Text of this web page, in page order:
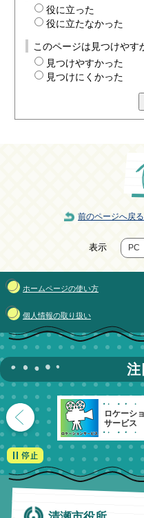
役に立った
役に立たなかった
このページは見つけやす
見つけやすかった
見つけにくかった
前のページへ戻る
表示 PC
ホームページの使い方
個人情報の取り扱い
注
ロケーシ
サービス